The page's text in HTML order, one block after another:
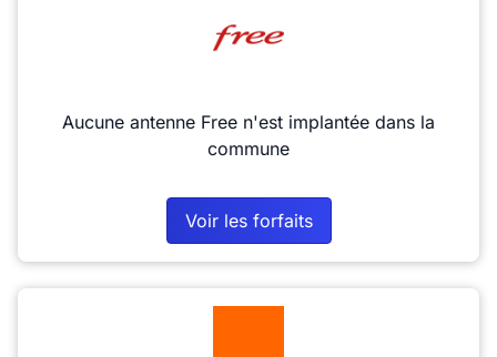
Aucune antenne Free n'est implantée dans la
commune
Voir les forfaits